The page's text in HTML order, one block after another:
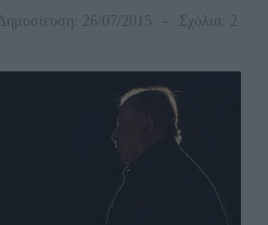
Δημοσίευση: 26/07/2015 Σχόλια: 2